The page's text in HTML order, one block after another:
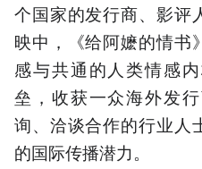
个国家的发行商、影评
映中，《给阿嬷的情书
感与共通的人类情感
垒，收获一众海外发
询、洽谈合作的行业人
的国际传播潜力。